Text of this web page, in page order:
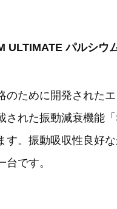
パルシ
ために開発された
れた振動減衰機能
。振動吸収性良好
です。